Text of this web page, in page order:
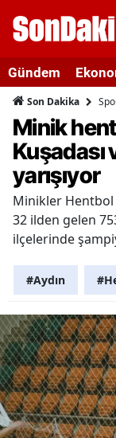
Gündem
Son Dakika
Minik
yarışıyor
Minikler Hentbol
32 ilden gelen
ilçelerinde
#Aydın